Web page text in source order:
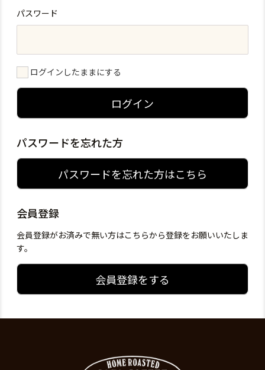
パスワード
ログインしたままにする
ログイン
パスワードを忘れた方
パスワードを忘れた方はこちら
会員登録
会員登録がお済みで無い方はこちらから登録をお願いいたしま
す。
会員登録をする